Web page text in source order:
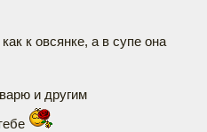
к овсянке, а в супе она
и другим